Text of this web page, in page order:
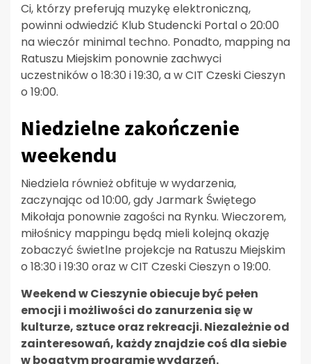
Ci, którzy preferują muzykę elektroniczną,
powinni odwiedzić Klub Studencki Portal o 20:00
na wieczór minimal techno. Ponadto, mapping na
Ratuszu Miejskim ponownie zachwyci
uczestników o 18:30 i 19:30, a w CIT Czeski Cieszyn
o 19:00.
Niedzielne zakończenie
weekendu
Niedziela również obfituje w wydarzenia,
zaczynając od 10:00, gdy Jarmark Świętego
Mikołaja ponownie zagości na Rynku. Wieczorem,
miłośnicy mappingu będą mieli kolejną okazję
zobaczyć świetlne projekcje na Ratuszu Miejskim
o 18:30 i 19:30 oraz w CIT Czeski Cieszyn o 19:00.
Weekend w Cieszynie obiecuje być pełen
emocji i możliwości do zanurzenia się w
kulturze, sztuce oraz rekreacji. Niezależnie od
zainteresowań, każdy znajdzie coś dla siebie
w bogatym programie wydarzeń.